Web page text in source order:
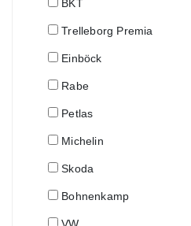
BKT
Trelleborg Premia
Einböck
Rabe
Petlas
Michelin
Skoda
Bohnenkamp
VW